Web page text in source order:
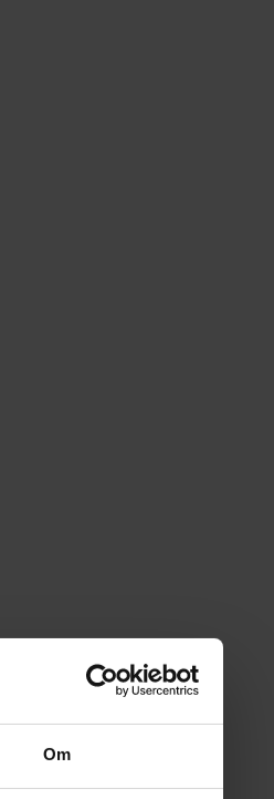
Om